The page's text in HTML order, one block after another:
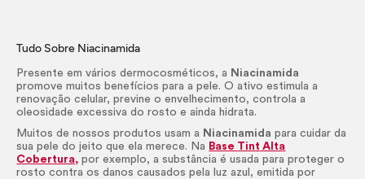
Tudo Sobre Niacinamida
Presente em vários dermocosméticos, a Niacinamida
promove muitos benefícios para a pele. O ativo estimula a
renovação celular, previne o envelhecimento, controla a
oleosidade excessiva do rosto e ainda hidrata.
Muitos de nossos produtos usam a Niacinamida para cuidar da
sua pele do jeito que ela merece. Na Base Tint Alta
Cobertura, por exemplo, a substância é usada para proteger o
rosto contra os danos causados pela luz azul, emitida por